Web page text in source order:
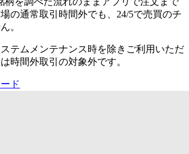
の通常取引時間外でも、24/5で売買のチ
。
テムメンテナンス時を除きご利用いただ
時間外取引の対象外です。
ド